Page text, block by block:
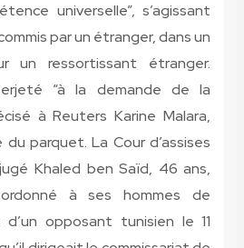
universelle”, s’agissant
par un étranger, dans un
un ressortissant étranger.
“à la demande de la
à Reuters Karine Malara,
parquet. La Cour d’assises
Khaled ben Saïd, 46 ans,
ordonné à ses hommes de
opposant tunisien le 11